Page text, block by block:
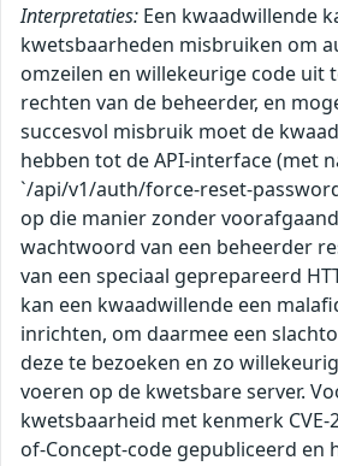
Interpretaties: Een kwaadwillende
kwetsbaarheden misbruiken om
omzeilen en willekeurige code uit
rechten van de beheerder, en
succesvol misbruik moet de
hebben tot de API-interface (met
`/api/v1/auth/force-reset-
op die manier zonder
wachtwoord van een beheerder
van een speciaal geprepareerd
kan een kwaadwillende een
inrichten, om daarmee een
deze te bezoeken en zo
voeren op de kwetsbare server.
kwetsbaarheid met kenmerk CVE-
of-Concept-code gepubliceerd en